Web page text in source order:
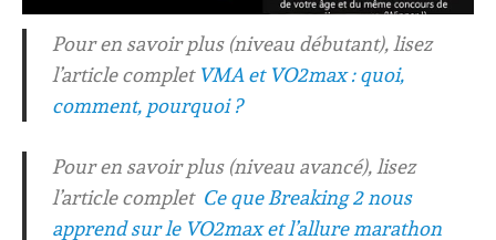
Pour en savoir plus (niveau débutant), lisez
l’article complet VMA et VO2max : quoi,
comment, pourquoi ?
Pour en savoir plus (niveau avancé), lisez
l’article complet Ce que Breaking 2 nous
apprend sur le VO2max et l’allure marathon